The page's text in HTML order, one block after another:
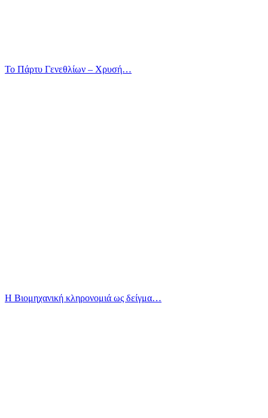
Το Πάρτυ Γενεθλίων – Χρυσή…
Η Βιομηχανική κληρονομιά ως δείγμα…